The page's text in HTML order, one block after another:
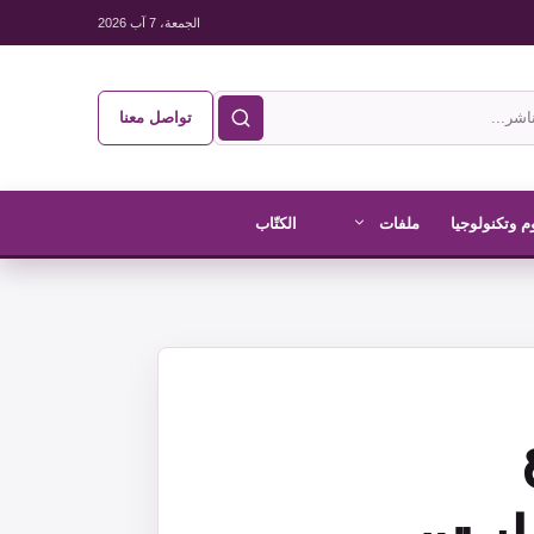
الجمعة، 7 آب 2026
تواصل معنا
وتكنولوجيا ملفات الكتّاب